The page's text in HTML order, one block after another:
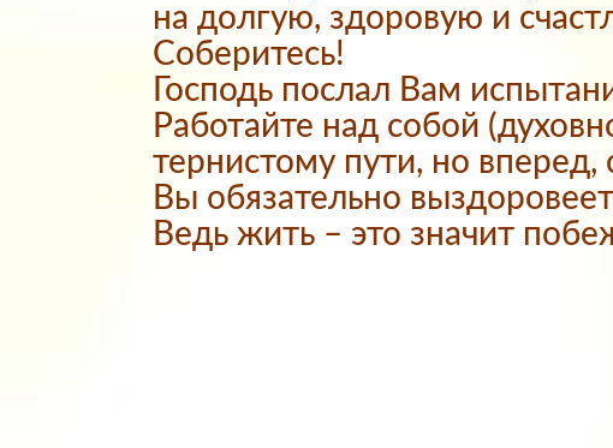
на долгую, здоровую и
Соберитесь!
Господь послал Вам
Работайте над собой
тернистому пути, но вперед,
Вы обязательно
Ведь жить – это значит